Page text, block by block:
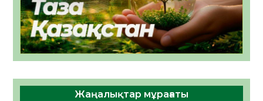
Жаңалықтар мұрағаты